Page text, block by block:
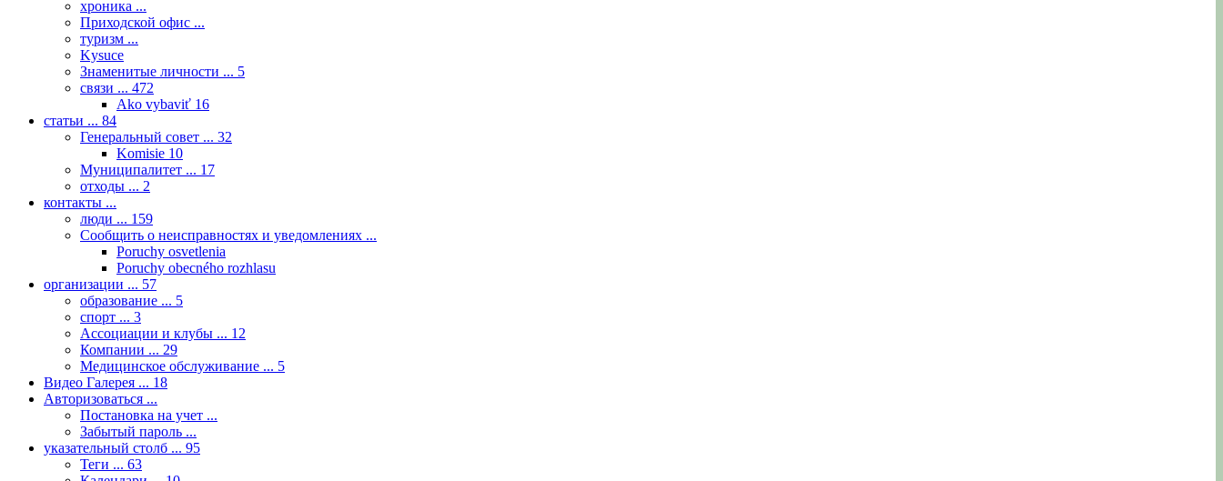
хроника ...
Приходской офис ...
туризм ...
Kysuce
Знаменитые личности ... 5
связи ... 472
Ako vybaviť 16
статьи ... 84
Генеральный совет ... 32
Komisie 10
Муниципалитет ... 17
отходы ... 2
контакты ...
люди ... 159
Сообщить о неисправностях и уведомлениях ...
Poruchy osvetlenia
Poruchy obecného rozhlasu
организации ... 57
образование ... 5
спорт ... 3
Ассоциации и клубы ... 12
Компании ... 29
Медицинское обслуживание ... 5
Видео Галерея ... 18
Авторизоваться ...
Постановка на учет ...
Забытый пароль ...
указательный столб ... 95
Теги ... 63